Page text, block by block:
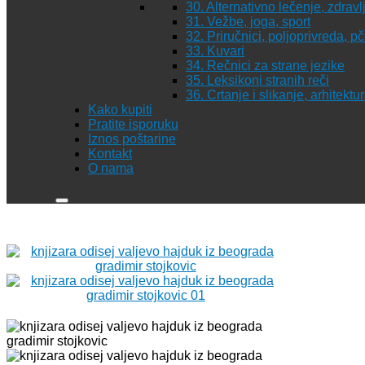
30. Alternativno lečenje,
31. Vežbe, joga, sport
32. Priručnici, poljoprivreda,
33. Kuvari
34. Rečnici za strane jezike
35. Leksikoni stranih reči
36. Crtanje i slikanje,
Kako kupiti
Pratite isporuku
Iznos poštarine
Kontakt
O nama